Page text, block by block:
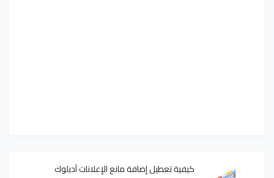
كيفية تعطيل إضافة مانع الإعلانات آدبلوك